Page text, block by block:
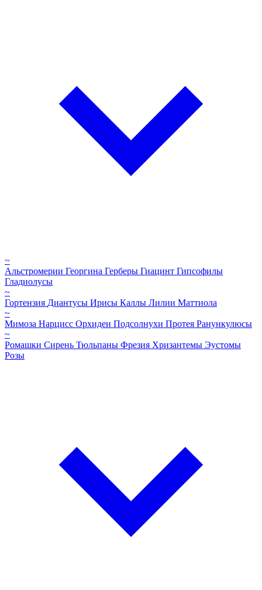
~
Альстромерии Георгина Герберы Гиацинт Гипсофилы
Гладиолусы
~
Гортензия Диантусы Ирисы Каллы Лилии Маттиола
~
Мимоза Нарцисс Орхидеи Подсолнухи Протея Ранункулюсы
~
Ромашки Сирень Тюльпаны Фрезия Хризантемы Эустомы
Розы